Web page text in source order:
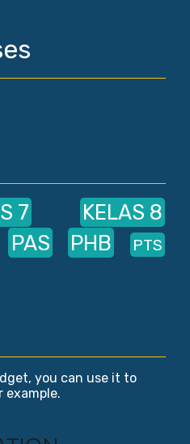
7
KELAS 8
PAS PHB PTS
you can use it to